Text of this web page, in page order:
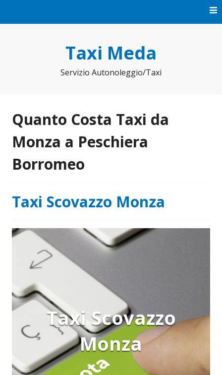
Taxi Meda
Servizio Autonoleggio/Taxi
Quanto Costa Taxi da
Monza a Peschiera
Borromeo
Taxi Scovazzo Monza
Taxi Scovazzo
Monza